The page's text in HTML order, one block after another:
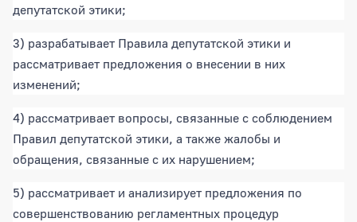
депутатской этики;
3) разрабатывает Правила депутатской этики и
рассматривает предложения о внесении в них
изменений;
4) рассматривает вопросы, связанные с соблюдением
Правил депутатской этики, а также жалобы и
обращения, связанные с их нарушением;
5) рассматривает и анализирует предложения по
совершенствованию регламентных процедур